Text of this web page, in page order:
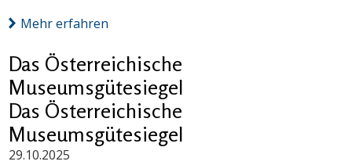
Mehr erfahren
Das Österreichische
Museumsgütesiegel
Das Österreichische
Museumsgütesiegel
29.10.2025